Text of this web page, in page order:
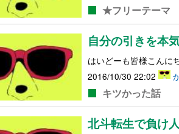
★フリーテーマ
自分の引きを本
はいどーも皆様こんに
2016/10/30 22:02
キツかった話
北斗転生で負け